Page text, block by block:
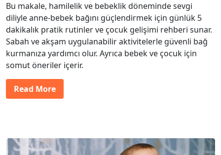
Bu makale, hamilelik ve bebeklik döneminde sevgi
diliyle anne-bebek bağını güçlendirmek için günlük 5
dakikalık pratik rutinler ve çocuk gelişimi rehberi sunar.
Sabah ve akşam uygulanabilir aktivitelerle güvenli bağ
kurmanıza yardımcı olur. Ayrıca bebek ve çocuk için
somut öneriler içerir.
Read More